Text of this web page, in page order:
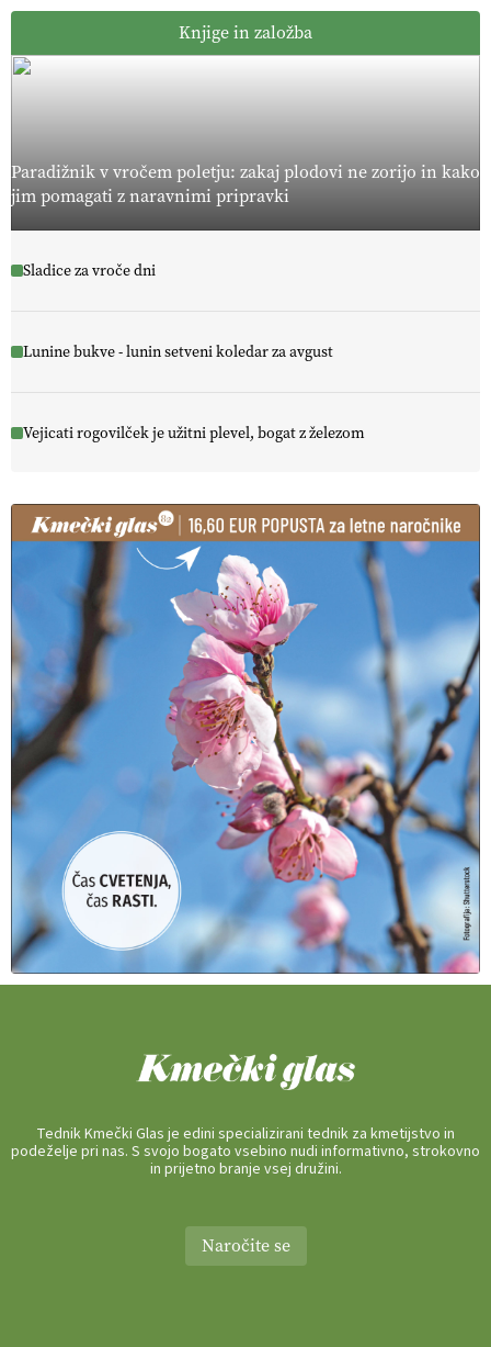
Knjige in založba
Paradižnik v vročem poletju: zakaj plodovi ne zorijo in kako
jim pomagati z naravnimi pripravki
Sladice za vroče dni
Lunine bukve - lunin setveni koledar za avgust
Vejicati rogovilček je užitni plevel, bogat z železom
Tednik Kmečki Glas je edini specializirani tednik za kmetijstvo in
podeželje pri nas. S svojo bogato vsebino nudi informativno, strokovno
in prijetno branje vsej družini.
Naročite se